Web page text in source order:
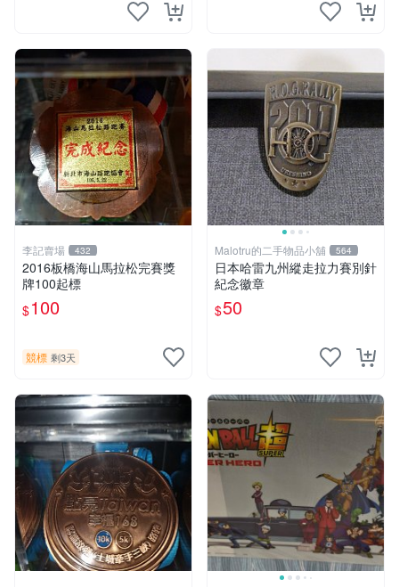
李記賣場 432
2016板橋海山馬拉松完賽獎
牌100起標
$100
競標 剩3天
Malotru的二手物品小舖 564
日本哈雷九州縱走拉力賽別針
紀念徽章
$50